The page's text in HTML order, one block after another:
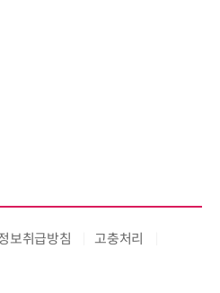
보취급방침
고충처리